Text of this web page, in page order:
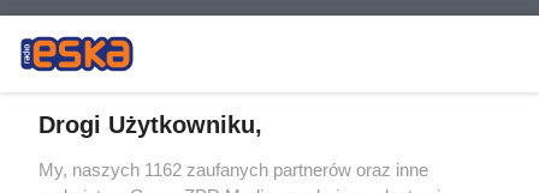
Drogi Użytkowniku,
My, naszych 1162 zaufanych partnerów oraz inne